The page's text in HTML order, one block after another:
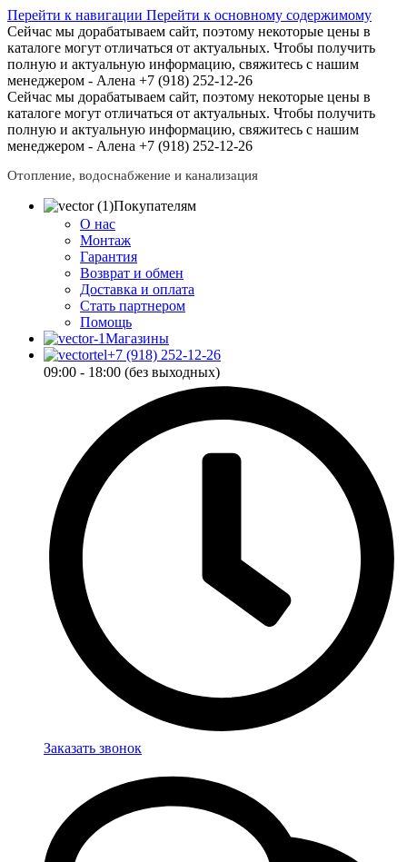
Перейти к навигации Перейти к основному содержимому
Сейчас мы дорабатываем сайт, поэтому некоторые цены в
каталоге могут отличаться от актуальных. Чтобы получить
полную и актуальную информацию, свяжитесь с нашим
менеджером - Алена +7 (918) 252-12-26
Сейчас мы дорабатываем сайт, поэтому некоторые цены в
каталоге могут отличаться от актуальных. Чтобы получить
полную и актуальную информацию, свяжитесь с нашим
менеджером - Алена +7 (918) 252-12-26
Отопление, водоснабжение и канализация
Покупателям
О нас
Монтаж
Гарантия
Возврат и обмен
Доставка и оплата
Стать партнером
Помощь
Магазины
+7 (918) 252-12-26
09:00 - 18:00 (без выходных)
Заказать звонок